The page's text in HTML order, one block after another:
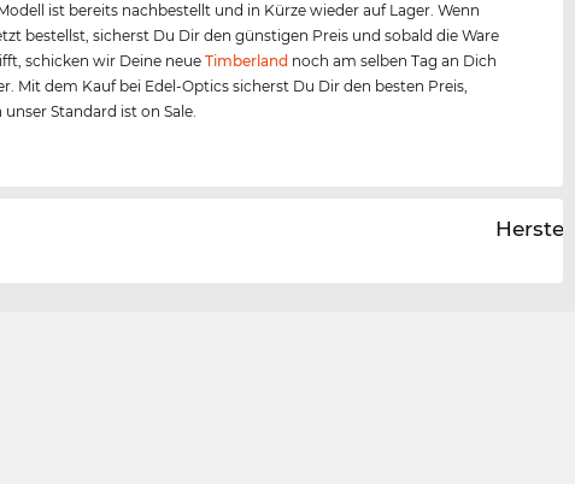
ist bereits nachbestellt und in Kürze wieder auf Lager. Wenn
bestellst, sicherst Du Dir den günstigen Preis und sobald die Ware
schicken wir Deine neueTimberland noch am selben Tag an Dich
Mit dem Kauf bei Edel-Optics sicherst Du Dir den besten Preis,
unser Standard ist on Sale.